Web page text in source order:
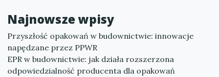
Najnowsze wpisy
Przyszłość opakowań w budownictwie: innowacje
napędzane przez PPWR
EPR w budownictwie: jak działa rozszerzona
odpowiedzialność producenta dla opakowań